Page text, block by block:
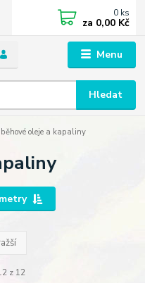
Menu
Hledat
0 ks
za 0,00 Kč
oleje a kapaliny
z 12